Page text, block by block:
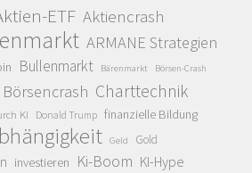
ETF Aktiencrash
ARMANE Strategien
Bullenmarkt Bärenmarkt Börsen-Crash
Börsencrash Charttechnik
KI Donald Trump finanzielle Bildung
Geld Gold
investieren Ki-Boom KI-Hype